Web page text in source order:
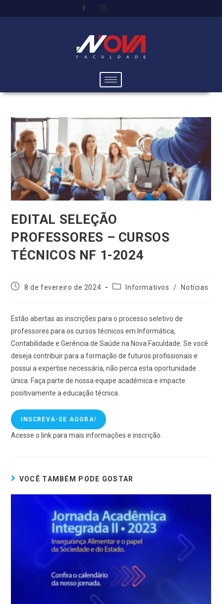
EDITAL SELEÇÃO
PROFESSORES – CURSOS
TÉCNICOS NF 1-2024
8 de fevereiro de 2024 Informativos / Notícias
Estão abertas as inscrições para o processo seletivo de
professores para os cursos técnicos em Informática,
Contabilidade e Gerência de Saúde na Nova Faculdade. Se você
deseja contribuir para a formação de futuros profissionais e
possui a expertise necessária, não perca esta oportunidade
única. Faça parte de nossa equipe acadêmica e impacte
positivamente a educação técnica.
INSCREVA-SE AGORA!
Acesse o link para mais informações e inscrição.
VOCÊ TAMBÉM PODE GOSTAR